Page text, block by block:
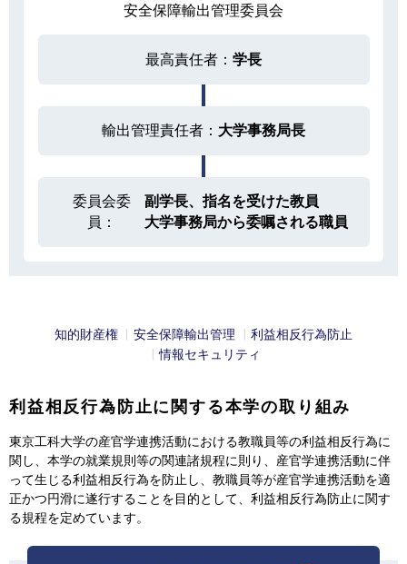
安全保障輸出管理委員会
最高責任者： 学長
輸出管理責任者： 大学事務局長
委員会委
員：
副学長、指名を受けた教員
大学事務局から委嘱される職員
知的財産権 安全保障輸出管理
利益相反行為防止
情報セキュリティ
利益相反行為防止に関する本学の取り組み
東京工科大学の産官学連携活動における教職員等の利益相反行為に
関し、本学の就業規則等の関連諸規程に則り、産官学連携活動に伴
って生じる利益相反行為を防止し、教職員等が産官学連携活動を適
正かつ円滑に遂行することを目的として、利益相反行為防止に関す
る規程を定めています。